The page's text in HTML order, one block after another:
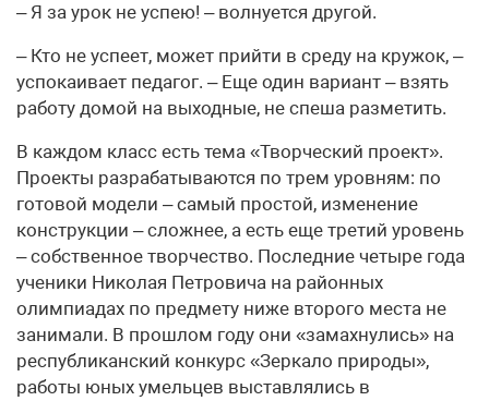
– Я за урок не успею! – волнуется другой.
– Кто не успеет, может прийти в среду на кружок, –
успокаивает педагог. – Еще один вариант – взять
работу домой на выходные, не спеша разметить.
В каждом класс есть тема «Творческий проект».
Проекты разрабатываются по трем уровням: по
готовой модели – самый простой, изменение
конструкции – сложнее, а есть еще третий уровень
– собственное творчество. Последние четыре года
ученики Николая Петровича на районных
олимпиадах по предмету ниже второго места не
занимали. В прошлом году они «замахнулись» на
республиканский конкурс «Зеркало природы»,
работы юных умельцев выставлялись в